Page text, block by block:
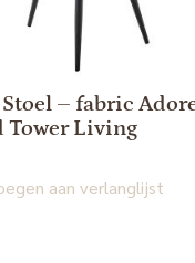
Stoel – fabric
Tower Living
aan verlanglijst